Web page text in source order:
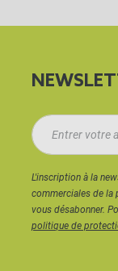
L'inscription à la
commerciales de la
vous désabonner.
politique de